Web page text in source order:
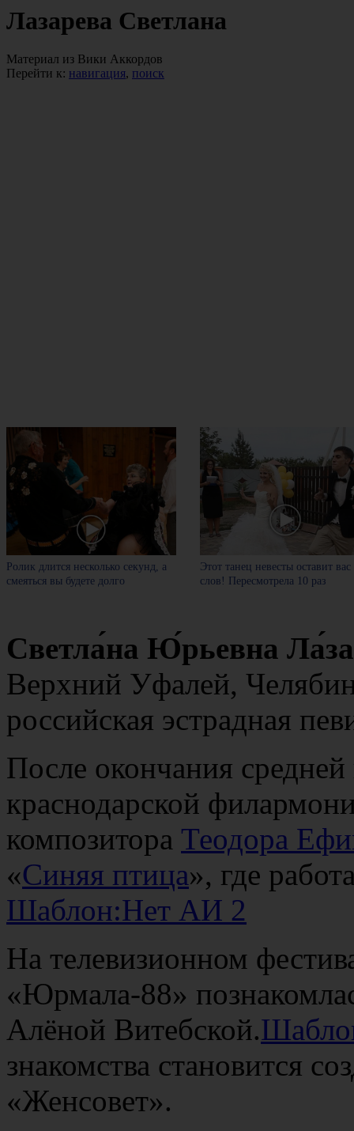
Лазарева Светлана
Материал из Вики Аккордов
Перейти к: навигация, поиск
Ролик длится несколько секунд, а
смеяться вы будете долго
Этот танец невесты оставит вас
слов! Пересмотрела 10 раз
Светла́на Ю́рьевна
Верхний Уфалей,
российская эстрадная
После окончания
краснодарской
композитора Теодора
«Синяя птица», где
Шаблон:Нет АИ 2
На телевизионном
«Юрмала-88»
Алёной Витебской.
знакомства становится
«Женсовет».